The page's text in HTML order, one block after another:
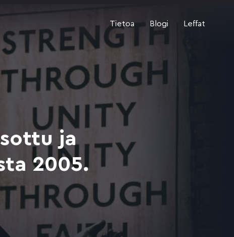
Tietoa Blogi Leffat
ja
2005.